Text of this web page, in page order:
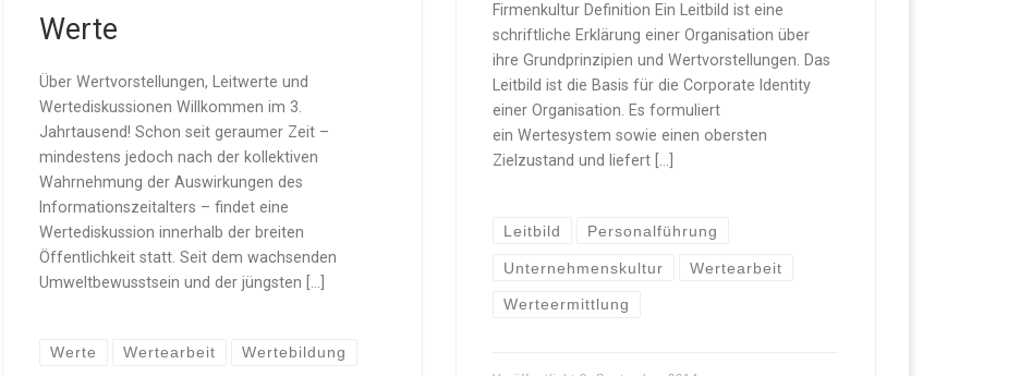
Firmenkultur Definition Ein Leitbild ist eine
schriftliche Erklärung einer Organisation über
ihre Grundprinzipien und Wertvorstellungen. Das
Leitbild ist die Basis für die Corporate Identity
einer Organisation. Es formuliert
ein Wertesystem sowie einen obersten
Zielzustand und liefert […]
Leitbild Personalführung
Unternehmenskultur Wertearbeit
Werteermittlung
Werte
Über Wertvorstellungen, Leitwerte und
Wertediskussionen Willkommen im 3.
Jahrtausend! Schon seit geraumer Zeit –
mindestens jedoch nach der kollektiven
Wahrnehmung der Auswirkungen des
Informationszeitalters – findet eine
Wertediskussion innerhalb der breiten
Öffentlichkeit statt. Seit dem wachsenden
Umweltbewusstsein und der jüngsten […]
Werte Wertearbeit Wertebildung